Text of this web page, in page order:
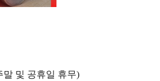
말 및 공휴일 휴무)